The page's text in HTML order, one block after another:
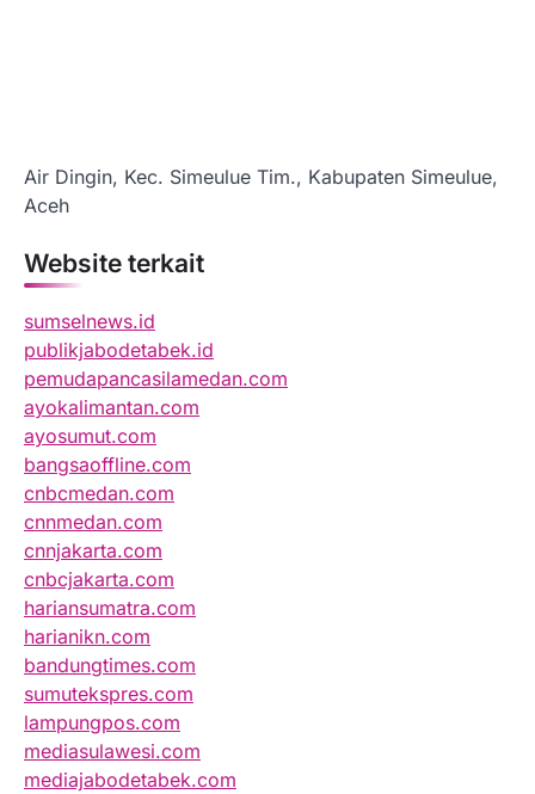
Air Dingin, Kec. Simeulue Tim., Kabupaten Simeulue,
Aceh
Website terkait
sumselnews.id
publikjabodetabek.id
pemudapancasilamedan.com
ayokalimantan.com
ayosumut.com
bangsaoffline.com
cnbcmedan.com
cnnmedan.com
cnnjakarta.com
cnbcjakarta.com
hariansumatra.com
harianikn.com
bandungtimes.com
sumutekspres.com
lampungpos.com
mediasulawesi.com
mediajabodetabek.com